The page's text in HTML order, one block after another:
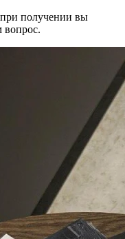
при получении вы